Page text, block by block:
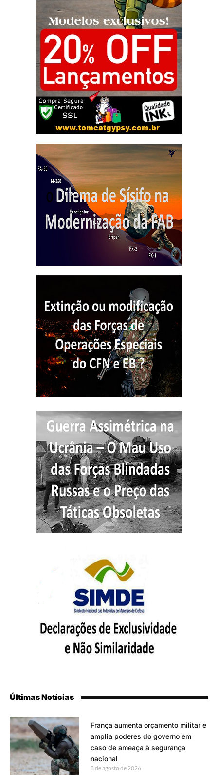
Últimas Notícias
França aumenta orçamento militar e
amplia poderes do governo em
caso de ameaça à segurança
nacional
8 de agosto de 2026